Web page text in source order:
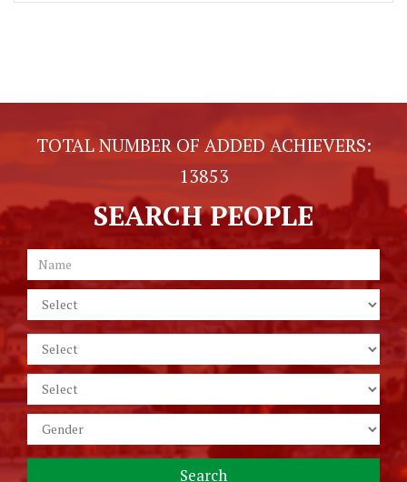
TOTAL NUMBER OF ADDED ACHIEVERS:
13853
SEARCH PEOPLE